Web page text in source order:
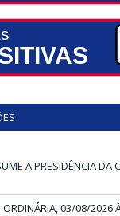
A PRESIDÊNCIA DA
ORDINÁRIA, 03/08/2026